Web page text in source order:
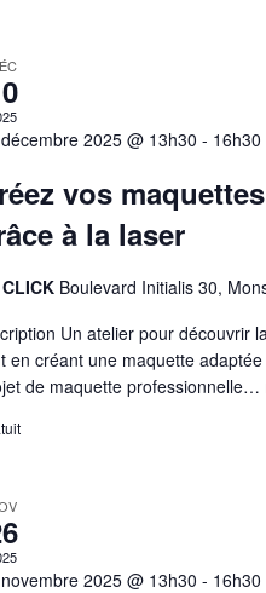
2025 @ 13h30 - 16h30
vos
à la laser
Boulevard Initialis 30,
Un atelier pour découvrir
en créant une maquette
de maquette
2025 @ 13h30 - 16h30